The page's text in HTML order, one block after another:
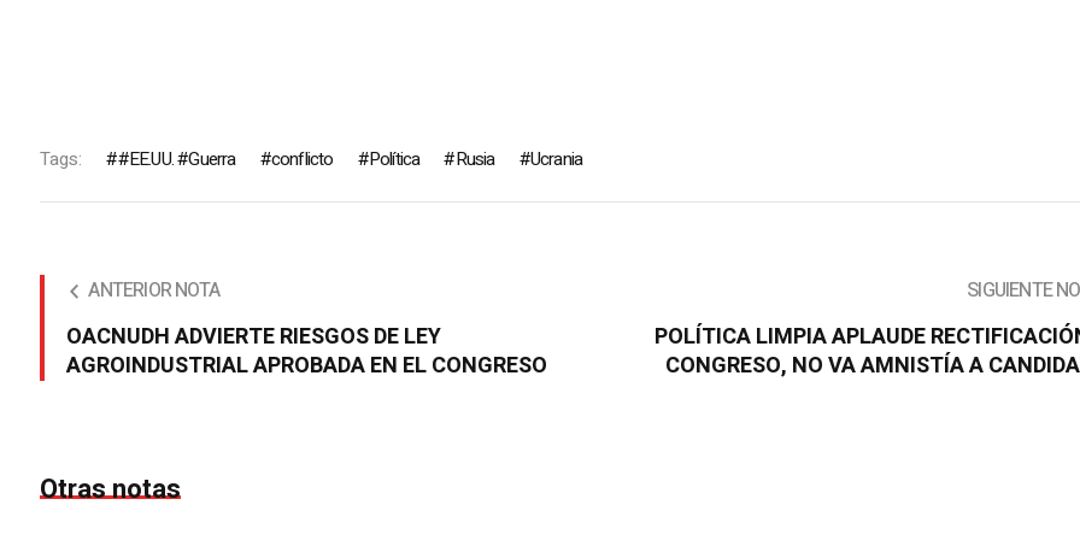
Tags: #EE.UU. #Guerra conflicto Política Rusia Ucrania
ANTERIOR NOTA
OACNUDH ADVIERTE RIESGOS DE LEY
AGROINDUSTRIAL APROBADA EN EL CONGRESO
SIGUIENTE
POLÍTICA LIMPIA APLAUDE
CONGRESO, NO VA AMNISTÍA A
Otras notas